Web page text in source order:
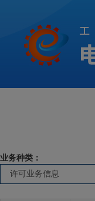
业务种类：